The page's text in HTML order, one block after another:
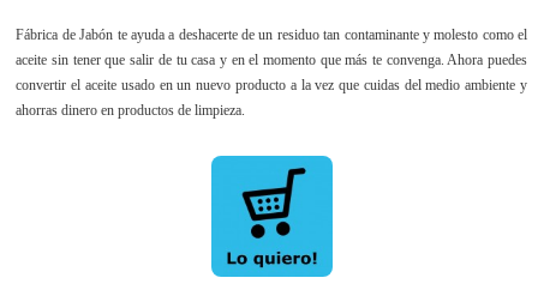
Fábrica de Jabón te ayuda a deshacerte de un residuo tan contaminante y molesto como el
aceite sin tener que salir de tu casa y en el momento que más te convenga. Ahora puedes
convertir el aceite usado en un nuevo producto a la vez que cuidas del medio ambiente y
ahorras dinero en productos de limpieza.